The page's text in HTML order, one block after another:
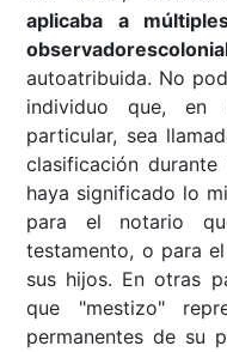
aplicaba a
autoatribuida. No
individuo que, en
particular, sea
clasificación
haya significado lo
para el notario
testamento, o para
sus hijos. En otras
que "mestizo"
permanentes de su